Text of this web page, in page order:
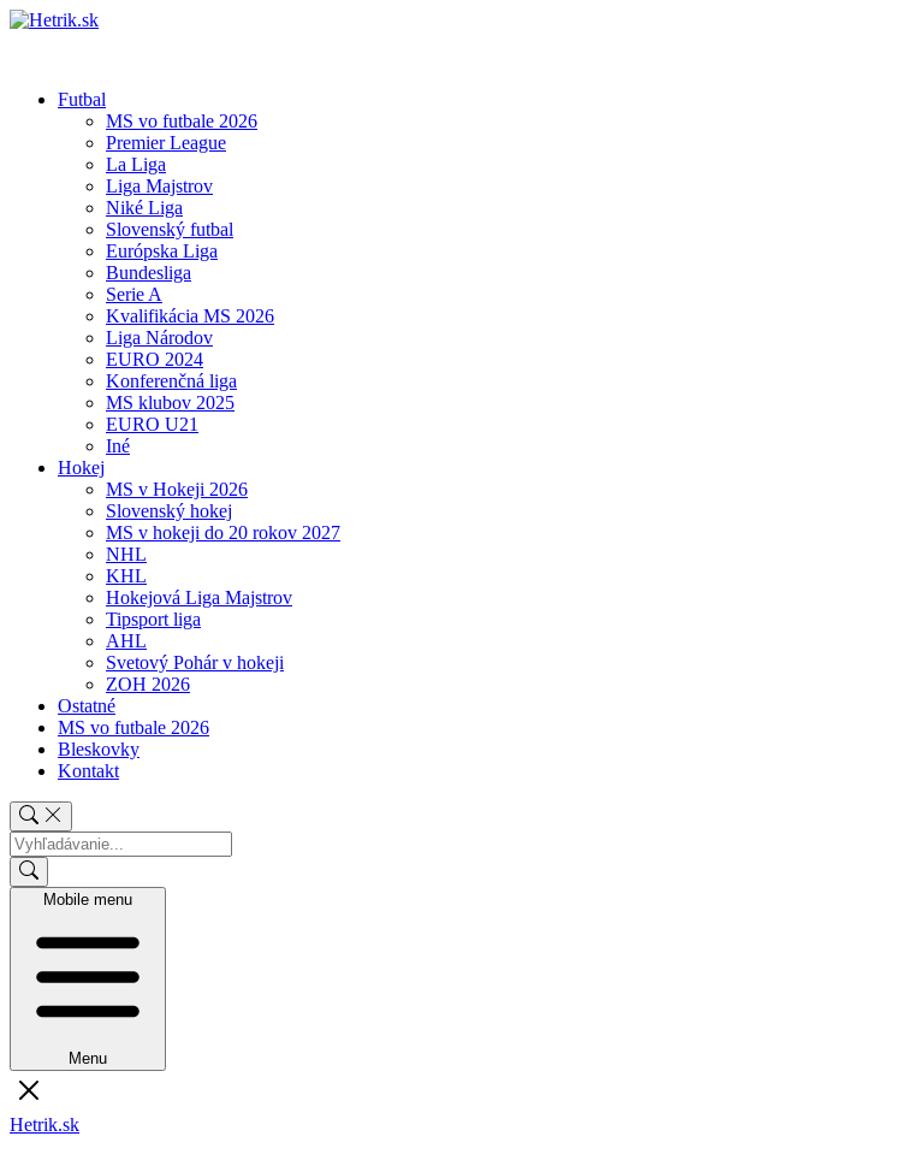
Futbal
MS vo futbale 2026
Premier League
La Liga
Liga Majstrov
Niké Liga
Slovenský futbal
Európska Liga
Bundesliga
Serie A
Kvalifikácia MS 2026
Liga Národov
EURO 2024
Konferenčná liga
MS klubov 2025
EURO U21
Iné
Hokej
MS v Hokeji 2026
Slovenský hokej
MS v hokeji do 20 rokov 2027
NHL
KHL
Hokejová Liga Majstrov
Tipsport liga
AHL
Svetový Pohár v hokeji
ZOH 2026
Ostatné
MS vo futbale 2026
Bleskovky
Kontakt
Mobile menu
Menu
Hetrik.sk